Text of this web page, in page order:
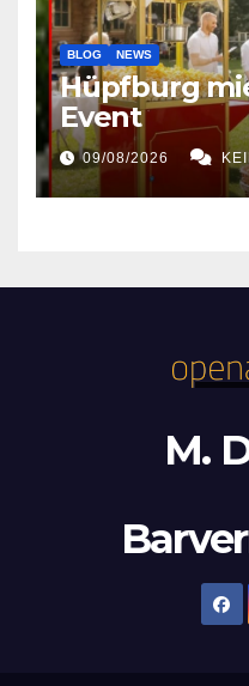
BLOG NEWS
Hüpfburg
Event
09/08/2026
M.